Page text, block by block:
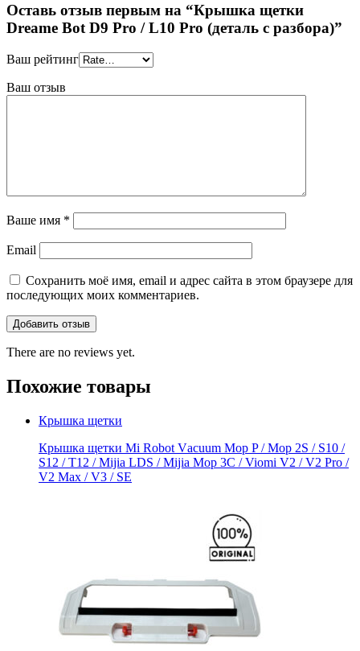
Оставь отзыв первым на “Крышка щетки
Dreame Bot D9 Pro / L10 Pro (деталь с разбора)”
Ваш рейтинг
Ваш отзыв
Ваше имя *
Email
Сохранить моё имя, email и адрес сайта в этом браузере для
последующих моих комментариев.
There are no reviews yet.
Похожие товары
Крышка щетки
Крышка щетки Mi Rоbot Vаcuum Mop P / Moр 2S / S10 /
S12 / Т12 / Мijiа LDS / Mijia Мop 3C / Viоmi V2 / V2 Рro /
V2 Maх / V3 / SE